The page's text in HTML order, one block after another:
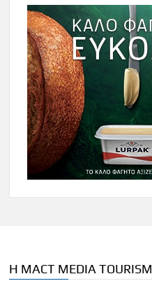
Η MACT MEDIA TOURISM